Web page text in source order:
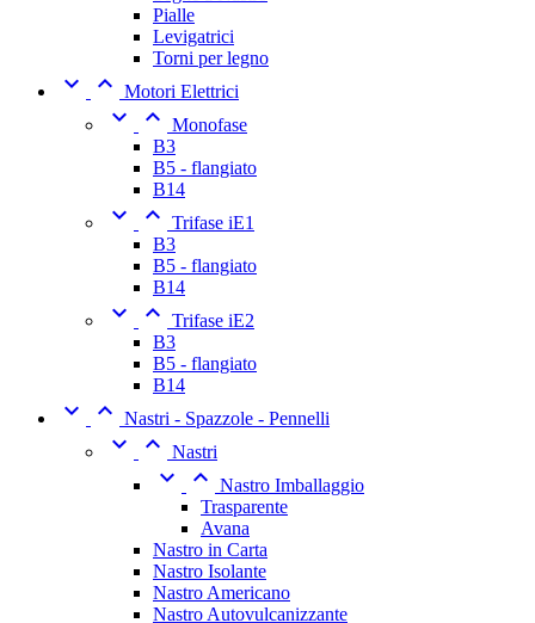
Pialle
Levigatrici
Torni per legno
  Motori Elettrici
  Monofase
B3
B5 - flangiato
B14
  Trifase iE1
B3
B5 - flangiato
B14
  Trifase iE2
B3
B5 - flangiato
B14
  Nastri - Spazzole - Pennelli
  Nastri
  Nastro Imballaggio
Trasparente
Avana
Nastro in Carta
Nastro Isolante
Nastro Americano
Nastro Autovulcanizzante